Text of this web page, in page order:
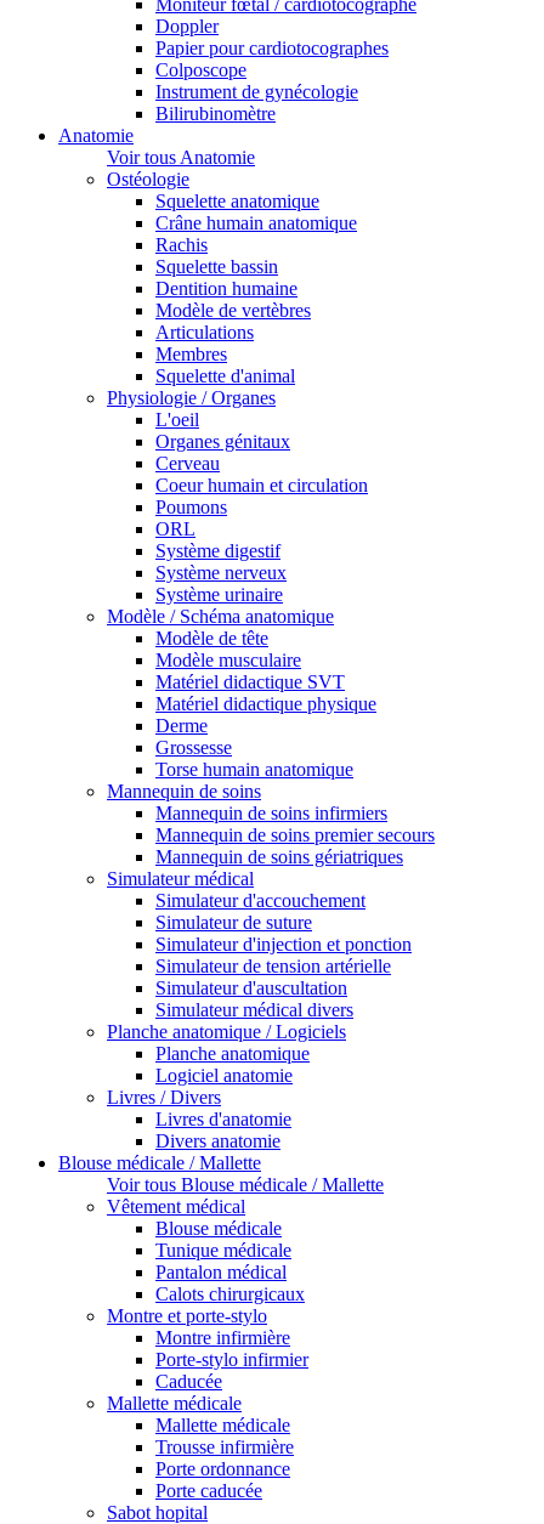
Moniteur fœtal / cardiotocographe
Doppler
Papier pour cardiotocographes
Colposcope
Instrument de gynécologie
Bilirubinomètre
Anatomie
Voir tous Anatomie
Ostéologie
Squelette anatomique
Crâne humain anatomique
Rachis
Squelette bassin
Dentition humaine
Modèle de vertèbres
Articulations
Membres
Squelette d'animal
Physiologie / Organes
L'oeil
Organes génitaux
Cerveau
Coeur humain et circulation
Poumons
ORL
Système digestif
Système nerveux
Système urinaire
Modèle / Schéma anatomique
Modèle de tête
Modèle musculaire
Matériel didactique SVT
Matériel didactique physique
Derme
Grossesse
Torse humain anatomique
Mannequin de soins
Mannequin de soins infirmiers
Mannequin de soins premier secours
Mannequin de soins gériatriques
Simulateur médical
Simulateur d'accouchement
Simulateur de suture
Simulateur d'injection et ponction
Simulateur de tension artérielle
Simulateur d'auscultation
Simulateur médical divers
Planche anatomique / Logiciels
Planche anatomique
Logiciel anatomie
Livres / Divers
Livres d'anatomie
Divers anatomie
Blouse médicale / Mallette
Voir tous Blouse médicale / Mallette
Vêtement médical
Blouse médicale
Tunique médicale
Pantalon médical
Calots chirurgicaux
Montre et porte-stylo
Montre infirmière
Porte-stylo infirmier
Caducée
Mallette médicale
Mallette médicale
Trousse infirmière
Porte ordonnance
Porte caducée
Sabot hopital